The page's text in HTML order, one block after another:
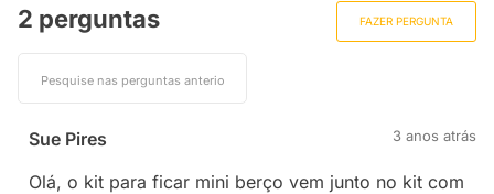
2 perguntas FAZER PERGUNTA
Sue Pires 3 anos atrás
Olá, o kit para ficar mini berço vem junto no kit com